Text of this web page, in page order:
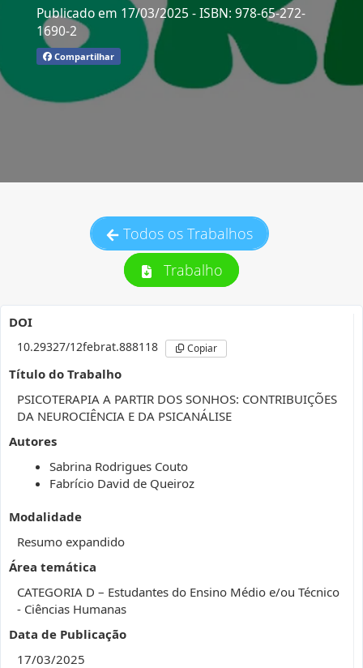
Publicado em 17/03/2025 - ISBN: 978-65-272-
1690-2
Compartilhar
Todos os Trabalhos
Trabalho
DOI
10.29327/12febrat.888118 Copiar
Título do Trabalho
PSICOTERAPIA A PARTIR DOS SONHOS: CONTRIBUIÇÕES
DA NEUROCIÊNCIA E DA PSICANÁLISE
Autores
Sabrina Rodrigues Couto
Fabrício David de Queiroz
Modalidade
Resumo expandido
Área temática
CATEGORIA D – Estudantes do Ensino Médio e/ou Técnico
- Ciências Humanas
Data de Publicação
17/03/2025